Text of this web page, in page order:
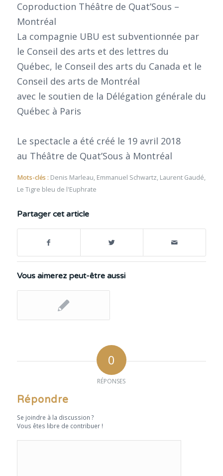
Coproduction Théâtre de Quat’Sous –
Montréal
La compagnie UBU est subventionnée par
le Conseil des arts et des lettres du
Québec, le Conseil des arts du Canada et le
Conseil des arts de Montréal
avec le soutien de la Délégation générale du
Québec à Paris
Le spectacle a été créé le 19 avril 2018
au Théâtre de Quat’Sous à Montréal
Mots-clés : Denis Marleau, Emmanuel Schwartz, Laurent Gaudé,
Le Tigre bleu de l'Euphrate
Partager cet article
Vous aimerez peut-être aussi
0
RÉPONSES
Répondre
Se joindre à la discussion ?
Vous êtes libre de contribuer !